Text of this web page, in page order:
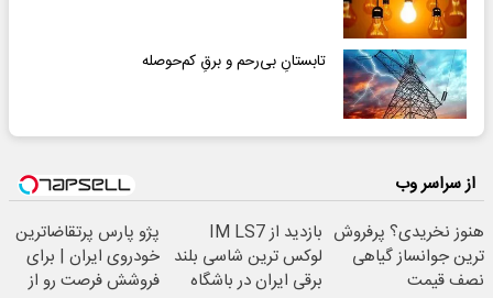
تابستانِ بی‌رحم و برقِ کم‌حوصله
از سراسر وب
هنوز نخریدی؟ پرفروش
ترین جوانساز گیاهی
نصف قیمت
بازدید از IM LS7
لوکس ترین شاسی بلند
برقی ایران در باشگاه
پژو پارس پرتقاضاترین
خودروی ایران | برای
فروشش فرصت رو از